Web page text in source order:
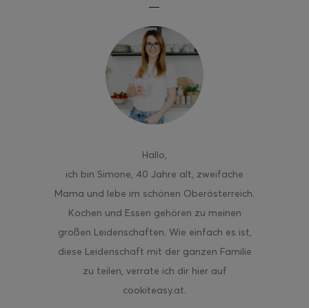
Hallo,
ich bin Simone, 40 Jahre alt, zweifache
Mama und lebe im schönen Oberösterreich.
Kochen und Essen gehören zu meinen
großen Leidenschaften. Wie einfach es ist,
diese Leidenschaft mit der ganzen Familie
zu teilen, verrate ich dir hier auf
cookiteasy.at.